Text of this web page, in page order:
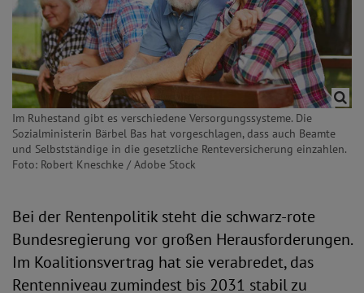
Im Ruhestand gibt es verschiedene Versorgungssysteme. Die
Sozialministerin Bärbel Bas hat vorgeschlagen, dass auch Beamte
und Selbstständige in die gesetzliche Renteversicherung einzahlen.
Foto: Robert Kneschke / Adobe Stock
Bei der Rentenpolitik steht die schwarz-rote
Bundesregierung vor großen Herausforderungen.
Im Koalitionsvertrag hat sie verabredet, das
Rentenniveau zumindest bis 2031 stabil zu